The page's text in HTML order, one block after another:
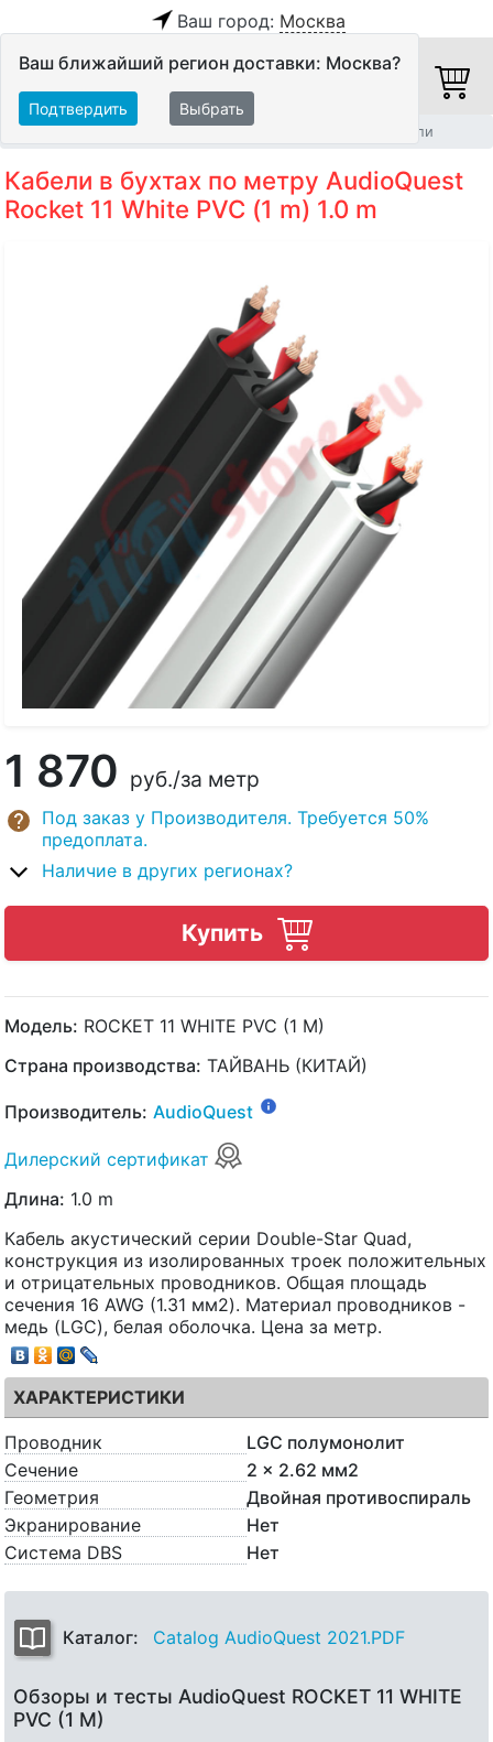
Ваш город: Москва
Ваш ближайший регион доставки: Москва?
Подтвердить Выбрать
Акустические кабели
Кабели в бухтах по метру AudioQuest
Rocket 11 White PVC (1 m) 1.0 m
1 870 руб./за метр
Под заказ у Производителя. Требуется 50%
предоплата.
Наличие в других регионах?
Купить
Модель: ROCKET 11 WHITE PVC (1 M)
Страна производства: ТАЙВАНЬ (КИТАЙ)
Производитель: AudioQuest
Дилерский сертификат
Длина: 1.0 m
Кабель акустический серии Double-Star Quad,
конструкция из изолированных троек положительных
и отрицательных проводников. Общая площадь
сечения 16 AWG (1.31 мм2). Материал проводников -
медь (LGC), белая оболочка. Цена за метр.
ХАРАКТЕРИСТИКИ
Проводник
LGC полумонолит
Сечение
2 x 2.62 мм2
Геометрия
Двойная противоспираль
Экранирование
Нет
Система DBS
Нет
Каталог: Catalog AudioQuest 2021.PDF
Обзоры и тесты AudioQuest ROCKET 11 WHITE
PVC (1 M)